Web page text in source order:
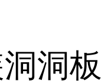
洞板